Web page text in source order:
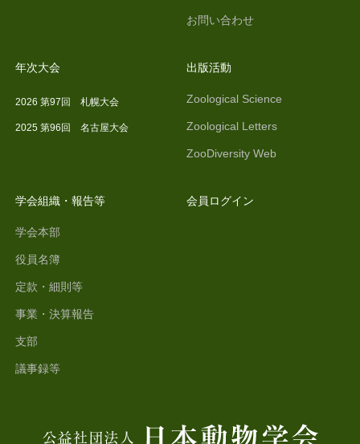
お問い合わせ
年次大会
2026 第97回 札幌大会
2025 第96回 名古屋大会
出版活動
Zoological Science
Zoological Letters
ZooDiversity Web
学会組織・報告等
学会本部
役員名簿
定款・細則等
事業・決算報告
支部
議事録等
会員ログイン